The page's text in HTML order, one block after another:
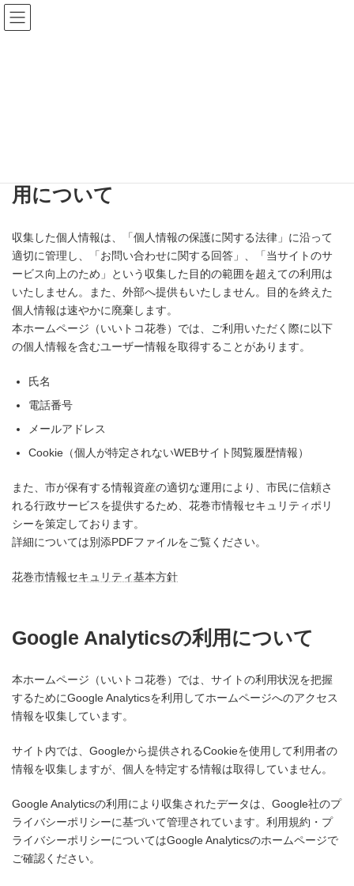
コ
ン
テ
ナ
ビ
ゲ
用について
収集した個人情報は、「個人情報の保護に関する法律」に沿って
適切に管理し、「お問い合わせに関する回答」、「当サイトのサ
ービス向上のため」という収集した目的の範囲を超えての利用は
いたしません。また、外部へ提供もいたしません。目的を終えた
個人情報は速やかに廃棄します。
本ホームページ（いいトコ花巻）では、ご利用いただく際に以下
の個人情報を含むユーザー情報を取得することがあります。
氏名
電話番号
メールアドレス
Cookie（個人が特定されないWEBサイト閲覧履歴情報）
また、市が保有する情報資産の適切な運用により、市民に信頼さ
れる行政サービスを提供するため、花巻市情報セキュリティポリ
シーを策定しております。
詳細については別添PDFファイルをご覧ください。
花巻市情報セキュリティ基本方針
Google Analyticsの利用について
本ホームページ（いいトコ花巻）では、サイトの利用状況を把握
するためにGoogle Analyticsを利用してホームページへのアクセス
情報を収集しています。
サイト内では、Googleから提供されるCookieを使用して利用者の
情報を収集しますが、個人を特定する情報は取得していません。
Google Analyticsの利用により収集されたデータは、Google社のプ
ライバシーポリシーに基づいて管理されています。利用規約・プ
ライバシーポリシーについてはGoogle Analyticsのホームページで
ご確認ください。